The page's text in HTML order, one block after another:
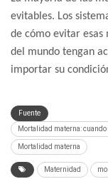
evitables. Los
de cómo evitar esas
del mundo tengan
importar su
Fuente
Mortalidad materna:
Mortalidad materna
Maternidad